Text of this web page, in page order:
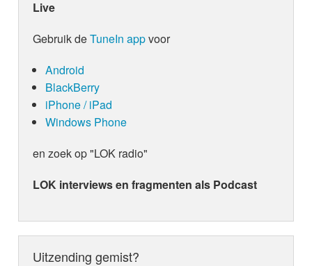
Live
Gebruik deTuneIn appvoor
Android
BlackBerry
iPhone / iPad
Windows Phone
en zoek op "LOK radio"
LOK interviews en fragmenten als Podcast
Uitzending gemist?